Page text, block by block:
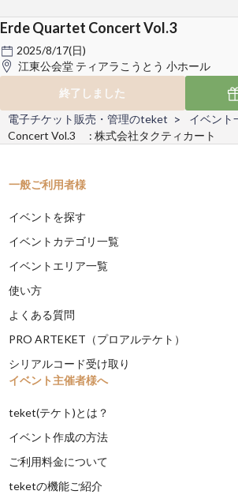
Erde Quartet Concert Vol.3
2025/8/17(日)
江東公会堂 ティアラこうとう 小ホール
終了しました
電子チケット販売・管理のteket イベント
Concert Vol.3 : 株式会社タクティカート
一般ご利用者様
イベントを探す
イベントカテゴリ一覧
イベントエリア一覧
使い方
よくある質問
PRO ARTEKET（プロアルテケト）
シリアルコード受け取り
イベント主催者様へ
teket(テケト)とは？
イベント作成の方法
ご利用料金について
teketの機能ご紹介